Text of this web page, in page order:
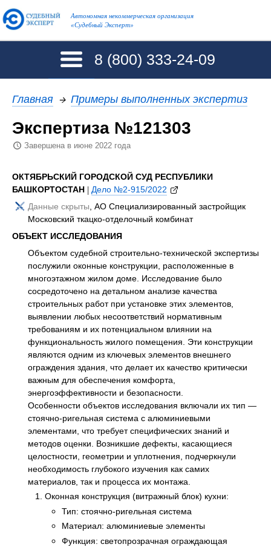
Автономная некоммерческая организация
«Судебный Эксперт»
8 (800) 333-24-09
Главная → Примеры выполненных экспертиз
Экспертиза №121303
Завершена в июне 2022 года
ОКТЯБРЬСКИЙ ГОРОДСКОЙ СУД РЕСПУБЛИКИ
БАШКОРТОСТАН | Дело №2-915/2022
Данные скрыты , АО Специализированный застройщик
Московский ткацко-отделочный комбинат
ОБЪЕКТ ИССЛЕДОВАНИЯ
Объектом судебной строительно-технической экспертизы
послужили оконные конструкции, расположенные в
многоэтажном жилом доме. Исследование было
сосредоточено на детальном анализе качества
строительных работ при установке этих элементов,
выявлении любых несоответствий нормативным
требованиям и их потенциальном влиянии на
функциональность жилого помещения. Эти конструкции
являются одним из ключевых элементов внешнего
ограждения здания, что делает их качество критически
важным для обеспечения комфорта,
энергоэффективности и безопасности.
Особенности объектов исследования включали их тип —
стоячно-ригельная система с алюминиевыми
элементами, что требует специфических знаний и
методов оценки. Возникшие дефекты, касающиеся
целостности, геометрии и уплотнения, подчеркнули
необходимость глубокого изучения как самих
материалов, так и процесса их монтажа.
Оконная конструкция (витражный блок) кухни:
Тип: стоячно-ригельная система
Материал: алюминиевые элементы
Функция: светопрозрачная ограждающая